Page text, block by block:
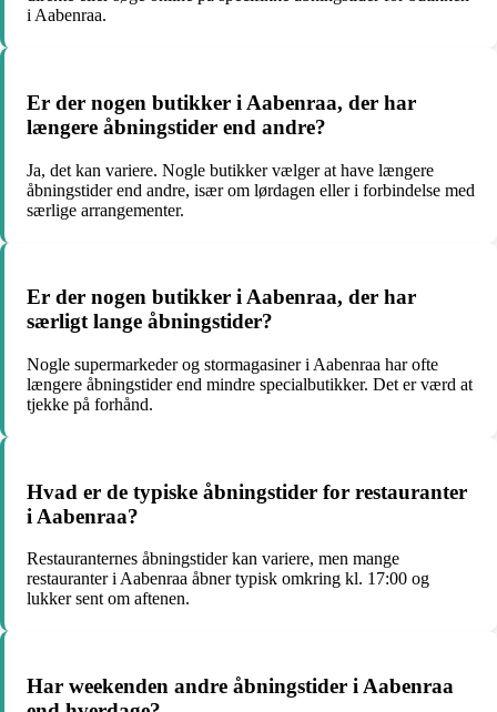
i Aabenraa.
Er der nogen butikker i Aabenraa, der har
længere åbningstider end andre?
Ja, det kan variere. Nogle butikker vælger at have længere
åbningstider end andre, især om lørdagen eller i forbindelse med
særlige arrangementer.
Er der nogen butikker i Aabenraa, der har
særligt lange åbningstider?
Nogle supermarkeder og stormagasiner i Aabenraa har ofte
længere åbningstider end mindre specialbutikker. Det er værd at
tjekke på forhånd.
Hvad er de typiske åbningstider for restauranter
i Aabenraa?
Restauranternes åbningstider kan variere, men mange
restauranter i Aabenraa åbner typisk omkring kl. 17:00 og
lukker sent om aftenen.
Har weekenden andre åbningstider i Aabenraa